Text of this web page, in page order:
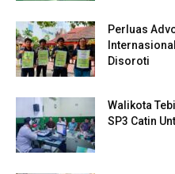
Perluas
Disoroti
Walikota
SP3 Catin